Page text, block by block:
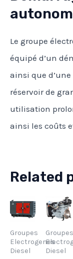
Le groupe
équipé d’un
ainsi que
réservoir de
utilisation
ainsi les coûts
Related
Groupes
Electrogenes
Diesel
Groupes
Diesel